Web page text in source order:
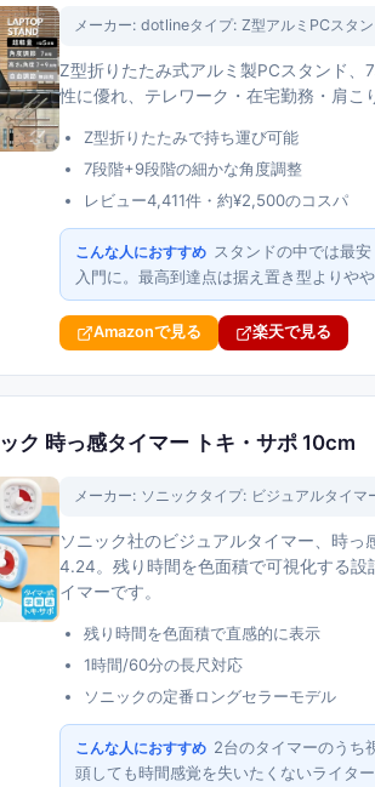
メーカー: dotlineタイプ: Z型アルミPCスタ
Z型折りたたみ式アルミ製PCスタンド
性に優れ、テレワーク・在宅勤務・肩こ
Z型折りたたみで持ち運び可能
7段階+9段階の細かな角度調整
レビュー4,411件・約¥2,500のコスパ
こんな人におすすめ スタンドの中では最
入門に。最高到達点は据え置き型よりや
Amazonで見る 楽天で見る
ク 時っ感タイマー トキ・サポ 10cm
メーカー: ソニック タイプ: ビジュアルタイマ
ソニック社のビジュアルタイマー、時
4.24。残り時間を色面積で可視化する設
イマーです。
残り時間を色面積で直感的に表示
1時間/60分の長尺対応
ソニックの定番ロングセラーモデル
こんな人におすすめ 2台のタイマーのうち
頭しても時間感覚を失いたくないライタ